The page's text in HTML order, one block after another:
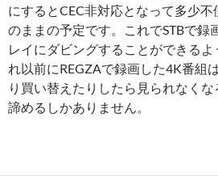
にするとCEC非対応となって多少不
のままの予定です。これでSTBで録
レイにダビングすることができる
れ以前にREGZAで録画した4K番組
り買い替えたりしたら見られなく
諦めるしかありません。